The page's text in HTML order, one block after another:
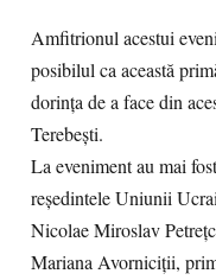
Amfitrionul acestui
posibilul ca această
dorința de a face din
Terebești.
La eveniment au mai
reşedintele Uniunii
Nicolae Miroslav
Mariana Avorniciții,